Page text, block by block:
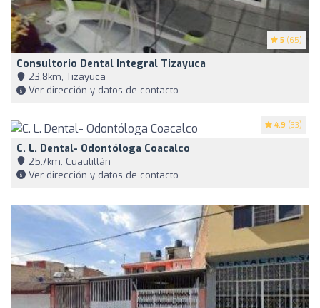
5 (65)
Consultorio Dental Integral Tizayuca
23,8km, Tizayuca
Ver dirección y datos de contacto
4.9 (33)
C. L. Dental- Odontóloga Coacalco
25,7km, Cuautitlán
Ver dirección y datos de contacto